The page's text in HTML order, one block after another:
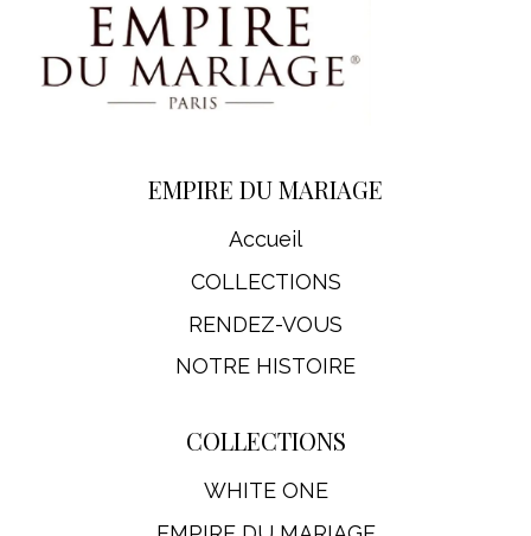
EMPIRE DU MARIAGE
Accueil
COLLECTIONS
RENDEZ-VOUS
NOTRE HISTOIRE
COLLECTIONS
WHITE ONE